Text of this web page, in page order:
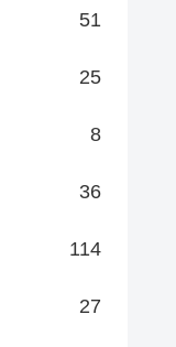
51
25
8
36
114
27